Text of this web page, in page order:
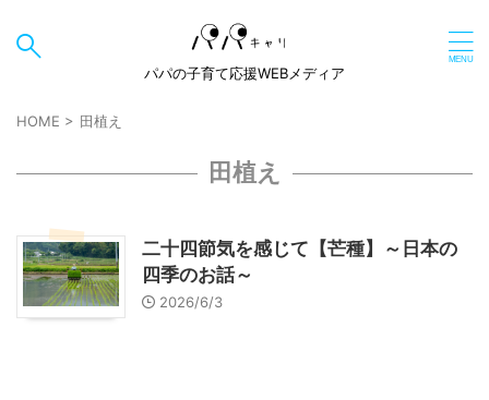
パパの子育て応援WEBメディア
HOME > 田植え
田植え
二十四節気を感じて【芒種】～日本の
四季のお話～
2026/6/3